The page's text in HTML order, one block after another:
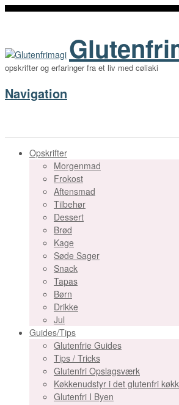
opskrifter og erfaringer fra et liv med cøliaki
Navigation
Opskrifter
Morgenmad
Frokost
Aftensmad
Tilbehør
Dessert
Brød
Kage
Søde Sager
Snack
Tapas
Børn
Drikke
Jul
Guides/Tips
Glutenfrie Guides
Tips / Tricks
Glutenfri Opslagsværk
Køkkenudstyr i det glutenfri
Glutenfri I Byen